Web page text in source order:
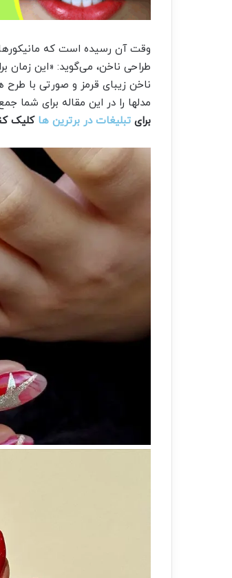
وقت آن رسیده است که
طراحی ناخن، می‌گوید: «این زمان
مدلها را در این مقاله برای شما
برای تبلیغات در برترین ها کلیک